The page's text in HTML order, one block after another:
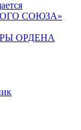
СОЮЗА»
ОРДЕНА